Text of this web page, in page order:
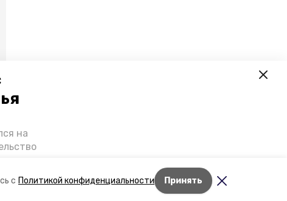
с Политикой конфиденциальности Принять
на
о
Лента новостей